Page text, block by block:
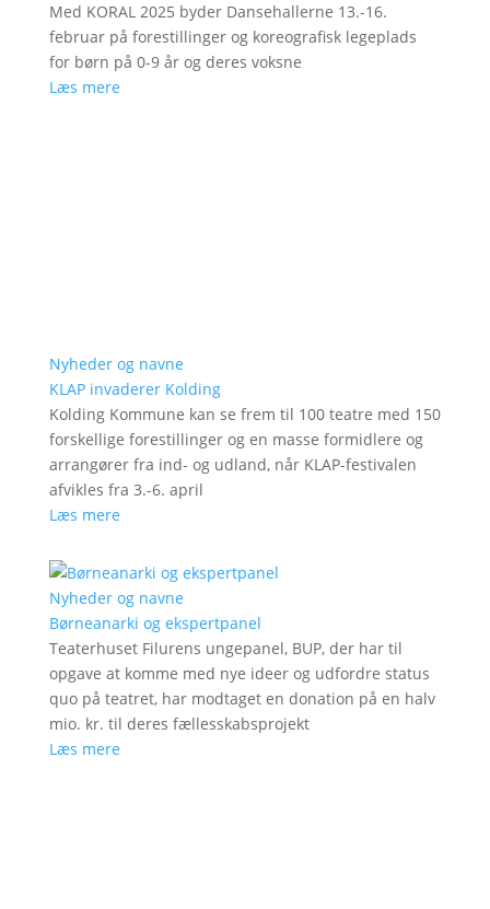
Med KORAL 2025 byder Dansehallerne 13.-16.
februar på forestillinger og koreografisk legeplads
for børn på 0-9 år og deres voksne
Læs mere
Nyheder og navne
KLAP invaderer Kolding
Kolding Kommune kan se frem til 100 teatre med 150
forskellige forestillinger og en masse formidlere og
arrangører fra ind- og udland, når KLAP-festivalen
afvikles fra 3.-6. april
Læs mere
Nyheder og navne
Børneanarki og ekspertpanel
Teaterhuset Filurens ungepanel, BUP, der har til
opgave at komme med nye ideer og udfordre status
quo på teatret, har modtaget en donation på en halv
mio. kr. til deres fællesskabsprojekt
Læs mere